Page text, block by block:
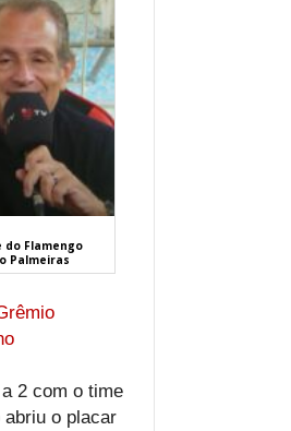
do Flamengo
Palmeiras
2 com o time
o placar